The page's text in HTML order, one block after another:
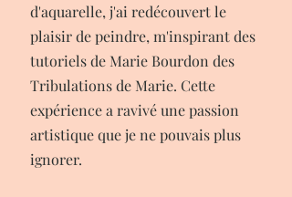
d'aquarelle, j'ai redécouvert le
plaisir de peindre, m'inspirant des
tutoriels de Marie Bourdon des
Tribulations de Marie. Cette
expérience a ravivé une passion
artistique que je ne pouvais plus
ignorer.